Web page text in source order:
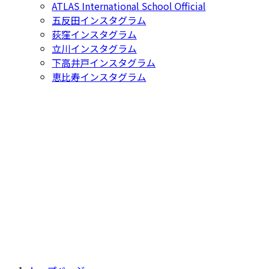
ATLAS International School Official
五反田インスタグラム
荻窪インスタグラム
立川インスタグラム
下高井戸インスタグラム
恵比寿インスタグラム